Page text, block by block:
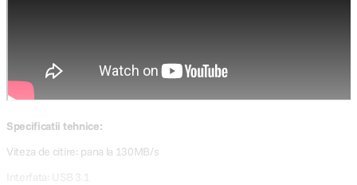
Specificatii tehnice:
Viteza de citire: pana la 130MB/s
Interfata: USB 3.1